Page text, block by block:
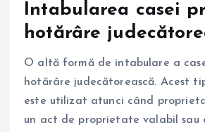
Intabularea casei
hotărâre
O altă formă de intabulare a
hotărâre judecătorească. Acest
este utilizat atunci când
un act de proprietate valabil sau